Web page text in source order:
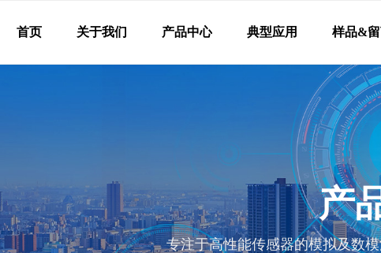
首页 关于我们 产品中心 典型应用 样品&
产
专注于高性能传感器的模拟及数